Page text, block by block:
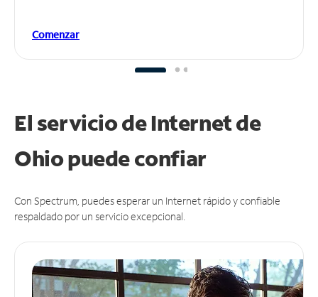
Comenzar
El servicio de Internet de
Ohio puedeconfiar
Con Spectrum, puedes esperar un Internet rápido y confiable
respaldado por un servicio excepcional.